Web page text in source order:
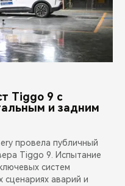
Tiggo 9 с
и задним
провела публичный
Tiggo 9. Испытание
систем
аварий и